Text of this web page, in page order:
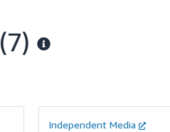
(7)
Independent Media